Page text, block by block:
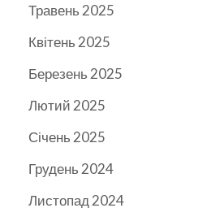
Травень 2025
Квітень 2025
Березень 2025
Лютий 2025
Січень 2025
Грудень 2024
Листопад 2024